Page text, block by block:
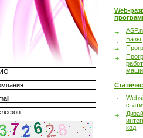
Web-
Базы
код